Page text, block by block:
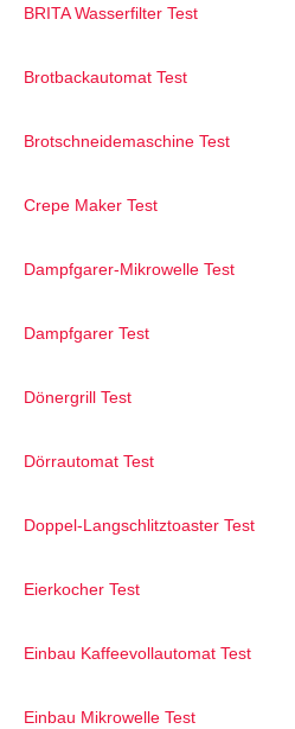
BRITA Wasserfilter Test
Brotbackautomat Test
Brotschneidemaschine Test
Crepe Maker Test
Dampfgarer-Mikrowelle Test
Dampfgarer Test
Dönergrill Test
Dörrautomat Test
Doppel-Langschlitztoaster Test
Eierkocher Test
Einbau Kaffeevollautomat Test
Einbau Mikrowelle Test